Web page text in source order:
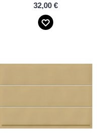
32,00 €